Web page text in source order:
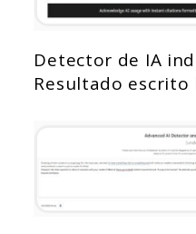
Detector de IA
Resultado escrito